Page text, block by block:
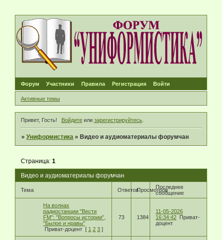
Форум Участники Правила Регистрация Войти
Активные темы
Привет, Гость! Войдитеили зарегистрируйтесь.
»Униформистика » Видео и аудиоматериалы форумчан
Видео и аудиоматериалы форумчан
Страница:1
Тема ОтветовПросмотровПоследнее
сообщение
На волнах
радиостанции "Вести
FM": "Вопросы истории",
"Былое и нравы"
Приват-доцент [ 1 2 3 ]
73 1384
11-05-2026
16:34:42 Приват-
доцент